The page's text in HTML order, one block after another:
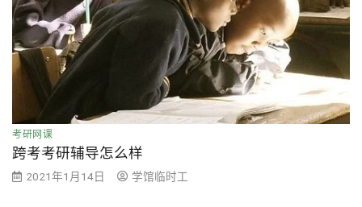
考研网课
跨考考研辅导怎么样
2021年1月14日 学馆临时工